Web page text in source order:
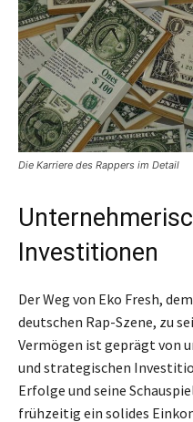
Die Karriere des Rappers im Detail
Investitionen
Der Weg von Eko Fresh,
deutschen Rap-Szene, zu
Vermögen ist geprägt von
und strategischen
Erfolge und seine
frühzeitig ein solides